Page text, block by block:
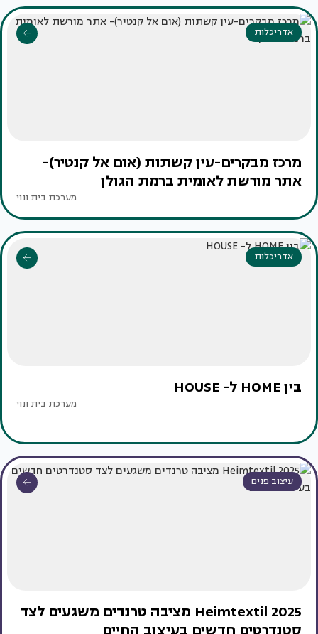
אדריכלות
מרכז מבקרים-עין קשתות (אום אל קנטיר)-
אתר מורשת לאומית ברמת הגולן
מערכת בית ונוי
אדריכלות
בין HOME ל- HOUSE
מערכת בית ונוי
עיצוב פנים
Heimtextil 2025 מציבה טרנדים משגעים לצד